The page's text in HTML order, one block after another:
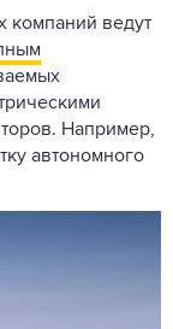
компаний ведут
Например,
автономного